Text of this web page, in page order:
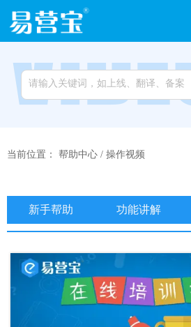
当前位置： 帮助中心 / 操作视频
新手帮助 功能讲解